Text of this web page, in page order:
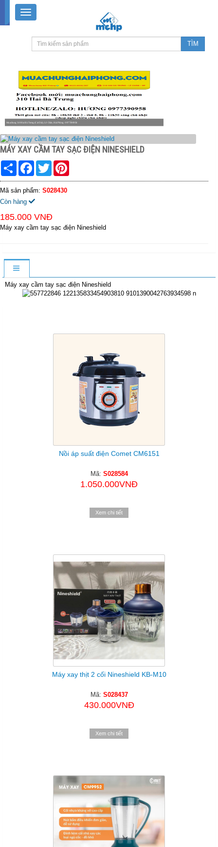
Muachung 310 Hai Bà Trưng (Cát Dài), Lê Chân, Hải Phòng / 0977390958
MÁY XAY CẦM TAY SẠC ĐIỆN NINESHIELD
Share FacebookTwitter
Mã sản phẩm: S028430
Còn hàng
185.000 VNĐ
Máy xay cầm tay sạc điện Nineshield
Máy xay cầm tay sạc điện Nineshield
Nồi áp suất điện Comet CM6151
Mã: S028584
1.050.000VNĐ
Xem chi tiết
Máy xay thịt 2 cối Nineshield KB-M10
Mã: S028437
430.000VNĐ
Xem chi tiết